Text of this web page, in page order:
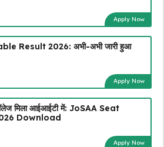
Apply Now
Result 2026: अभी-अभी जारी हुआ
Apply Now
मिला आईआईटी में: JoSAA Seat
Download
Apply Now